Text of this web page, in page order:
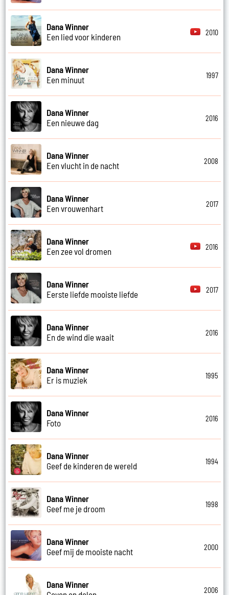
Dana Winner
Een lied voor kinderen
2010
Dana Winner
Een minuut
1997
Dana Winner
Een nieuwe dag
2016
Dana Winner
Een vlucht in de nacht
2008
Dana Winner
Een vrouwenhart
2017
Dana Winner
Een zee vol dromen
2016
Dana Winner
Eerste liefde mooiste liefde
2017
Dana Winner
En de wind die waait
2016
Dana Winner
Er is muziek
1995
Dana Winner
Foto
2016
Dana Winner
Geef de kinderen de wereld
1994
Dana Winner
Geef me je droom
1998
Dana Winner
Geef mij de mooiste nacht
2000
Dana Winner
2006